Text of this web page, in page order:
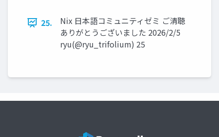
25.
Nix 日本語コミュニティゼミ ご清聴
ありがとうございました 2026/2/5
ryu(@ryu_trifolium) 25